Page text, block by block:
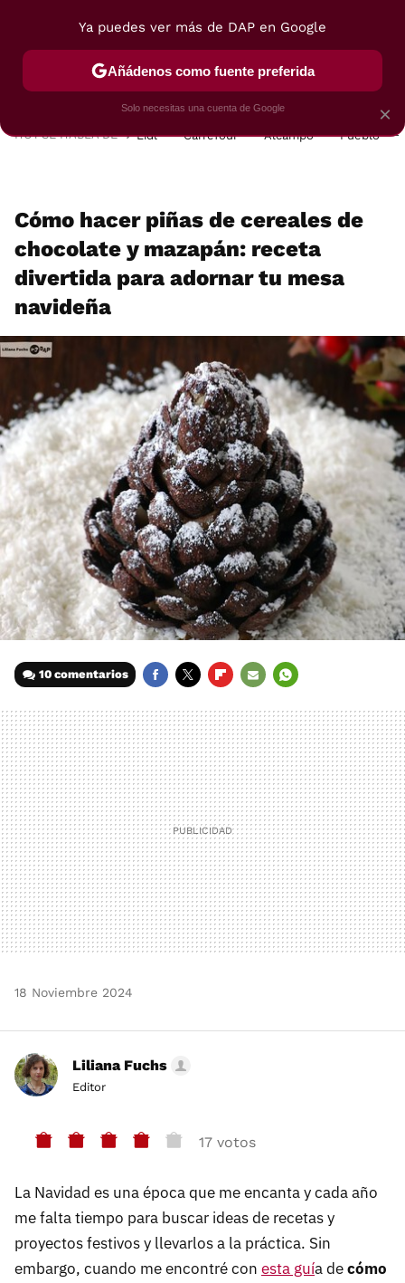
POSTRES VIAJES SELECCIÓN VEGUI
HOY SE HABLA DE Lidl Carrefour Alcampo Pueblo
Cómo hacer piñas de cereales de
chocolate y mazapán: receta
divertida para adornar tu mesa
navideña
10 comentarios
MAIL
18 Noviembre 2024
Liliana Fuchs
Editor
17 votos
La Navidad es una época que me encanta y cada año
me falta tiempo para buscar ideas de recetas y
proyectos festivos y llevarlos a la práctica. Sin
embargo, cuando me encontré con esta guía decómo
×
Ya puedes ver más de DAP en Google
Añádenos como fuente preferida
Solo necesitas una cuenta de Google